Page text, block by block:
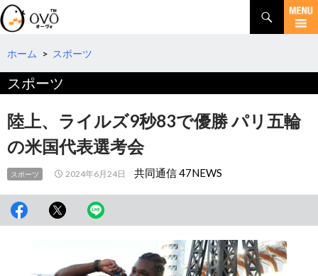
検
索
コ
テ
へ
移
動
ホーム > スポーツ
スポーツ
陸上、ライルズ9秒83で優勝 パリ五輪
の米国代表選考会
スポーツ 2024年6月24日 共同通信 47NEWS